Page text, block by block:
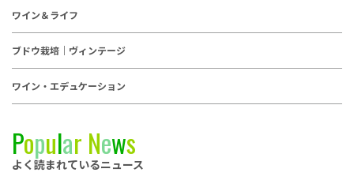
ワイン＆ライフ
ブドウ栽培｜ヴィンテージ
ワイン・エデュケーション
Popular News
よく読まれているニュース